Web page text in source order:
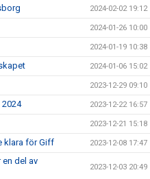
2024-02-02 19:12
2024-01-26 10:00
2024-01-19 10:38
2024-01-06 15:02
2023-12-29 09:10
2023-12-22 16:57
2023-12-21 15:18
klara för Giff 2023-12-08 17:47
del av
2023-12-03 20:49